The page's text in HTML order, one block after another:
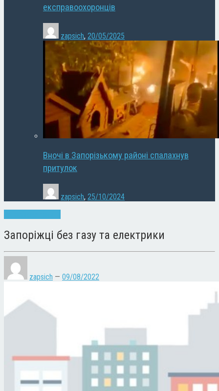
експравоохоронців
zapsich, 20/05/2025
Вночі в Запорізькому районі спалахнув
притулок
zapsich, 25/10/2024
Запоріжці без газу та електрики
zapsich — 09/08/2022